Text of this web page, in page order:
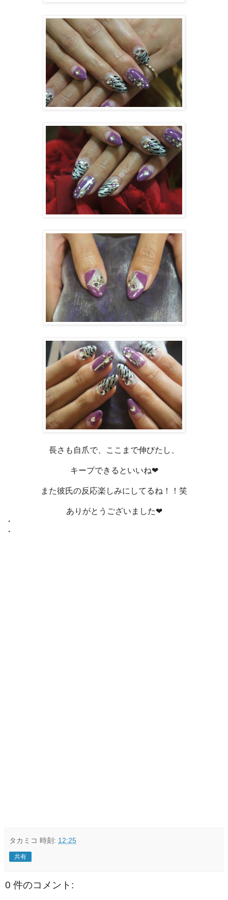
長さも自爪で、ここまで伸びたし、
キープできるといいね❤
また彼氏の反応楽しみにしてるね！！笑
ありがとうございました❤
・
・
タカミコ 時刻: 12:25
共有
0 件のコメント: